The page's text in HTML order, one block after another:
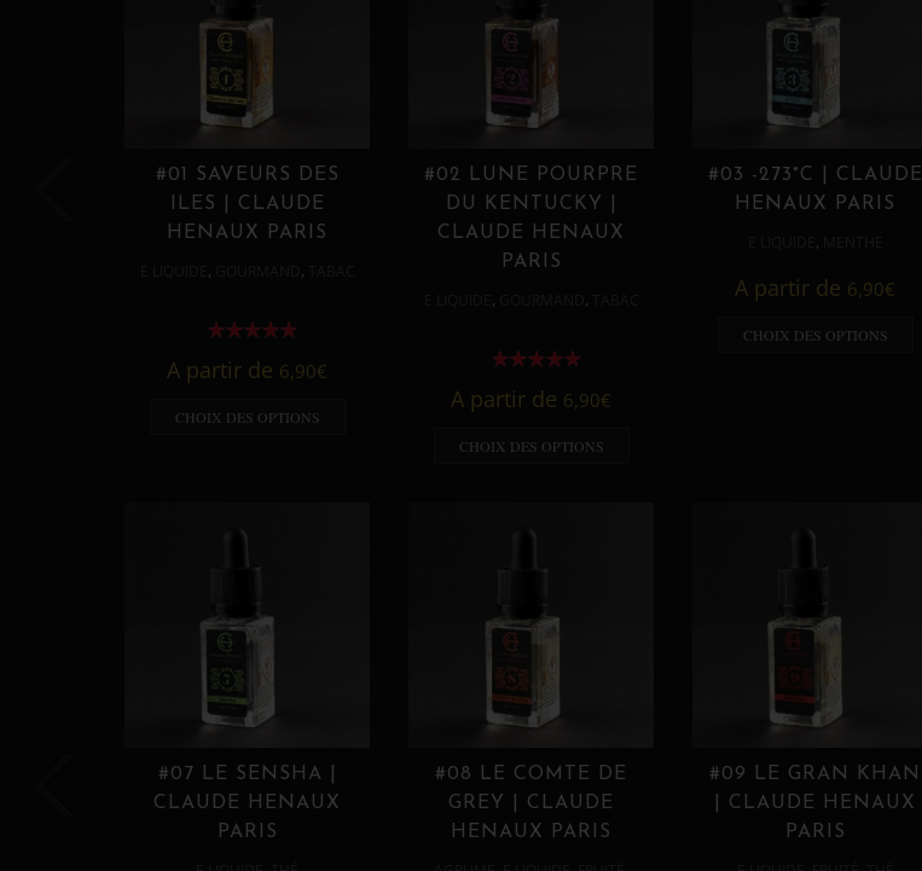
#01 SAVEURS DES
ILES | CLAUDE
HENAUX PARIS
, ,
A partir de 6,90€
CHOIX DES OPTIONS
#02 LUNE POURPRE
DU KENTUCKY |
CLAUDE HENAUX
PARIS
, ,
A partir de 6,90€
CHOIX DES OPTIONS
#03 -273°C | CLAUDE
HENAUX PARIS
,
A partir de 6,90€
CHOIX DES OPTIONS
#07 LE SENSHA |
CLAUDE HENAUX
PARIS
#08 LE COMTE DE
GREY | CLAUDE
HENAUX PARIS
#09 LE GRAN KHAN
| CLAUDE HENAUX
PARIS